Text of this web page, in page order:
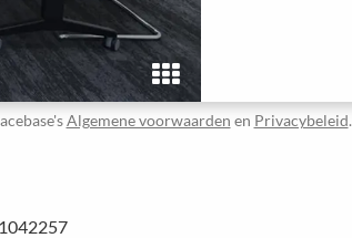
Algemene voorwaarden en Privacybeleid.